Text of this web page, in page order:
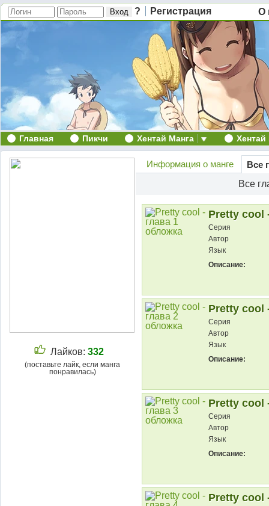
? Регистрация О
Главная Пикчи Хентай Манга
Лайков: 332
(поставьте лайк, если манга
понравилась)
Информация о манге
Все
Все
Pretty cool
Серия
Автор
Язык
Описание:
Pretty cool
Серия
Автор
Язык
Описание:
Pretty cool
Серия
Автор
Язык
Описание:
Pretty cool